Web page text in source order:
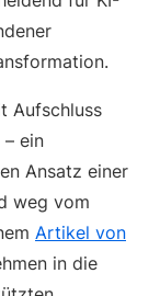
Aufschluss
ein
Ansatz einer
weg vom
Artikel von
in die